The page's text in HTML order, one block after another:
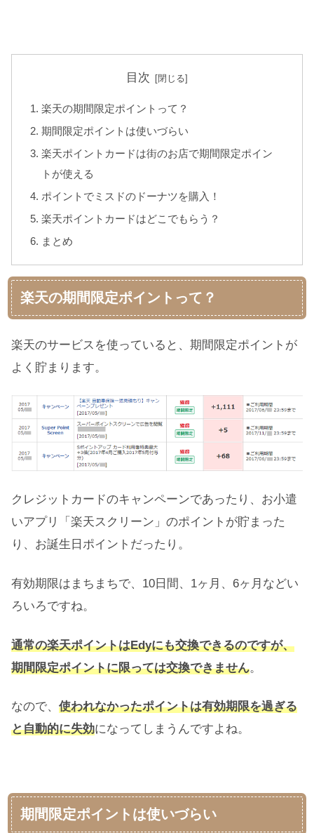
目次
楽天の期間限定ポイントって？
期間限定ポイントは使いづらい
楽天ポイントカードは街のお店で期間限定ポイン
トが使える
ポイントでミスドのドーナツを購入！
楽天ポイントカードはどこでもらう？
まとめ
楽天の期間限定ポイントって？
楽天のサービスを使っていると、期間限定ポイントが
よく貯まります。
クレジットカードのキャンペーンであったり、お小遣
いアプリ「楽天スクリーン」のポイントが貯まった
り、お誕生日ポイントだったり。
有効期限はまちまちで、10日間、1ヶ月、6ヶ月などい
ろいろですね。
通常の楽天ポイントはEdyにも交換できるのですが、
期間限定ポイントに限っては交換できません。
なので、 使われなかったポイントは有効期限を過ぎる
と自動的に失効になってしまうんですよね。
期間限定ポイントは使いづらい